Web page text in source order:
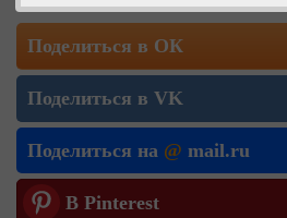
Поделиться в ОК
Поделиться в VK
Поделиться на @ mail.ru
В Pinterest